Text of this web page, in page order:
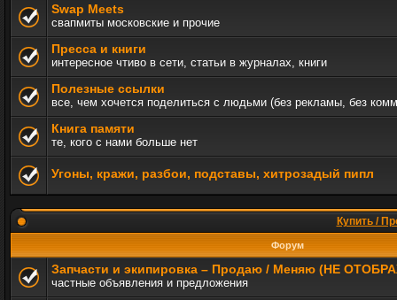
Swap Meets
свапмиты московские и прочие
Пресса и книги
интересное чтиво в сети, статьи в журналах, книги
Полезные ссылки
все, чем хочется поделиться с людьми (без рекламы, без
Книга памяти
те, кого с нами больше нет
Угоны, кражи, разбои, подставы, хитрозадый пипл
Купить /
Форум
Запчасти и экипировка – Продаю / Меняю (НЕ
частные объявления и предложения